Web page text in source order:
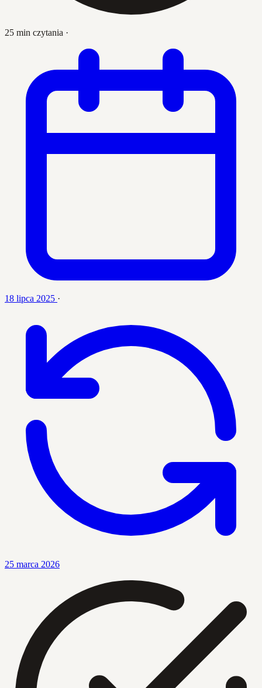
25 min czytania ·
18 lipca 2025 ·
25 marca 2026